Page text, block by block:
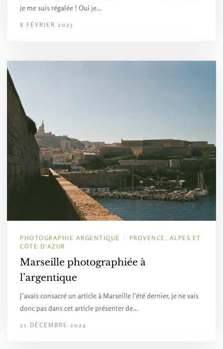
je me suis régalée ! Oui je…
8 FÉVRIER 2025
PHOTOGRAPHIE ARGENTIQUE /
PROVENCE, ALPES ET
CÔTE D'AZUR
Marseille photographiée à
l’argentique
J’avais consacré un article à Marseille l’été dernier, je ne vais
donc pas dans cet article présenter de…
21 DÉCEMBRE 2024